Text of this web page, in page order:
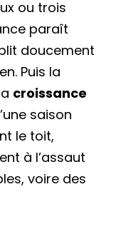
ou trois
paraît
doucement
Puis la
croissance
saison
le toit,
à l’assaut
voire des